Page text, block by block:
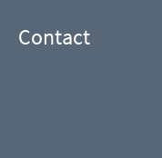
Contact